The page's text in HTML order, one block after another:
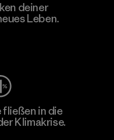
deiner
Leben.
in die
Klimakrise.